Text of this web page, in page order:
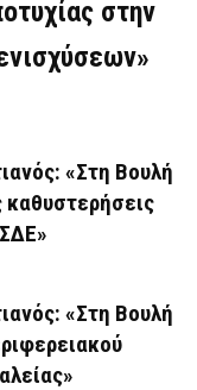
στην
«Στη Βουλή
καθυστερήσεις
«Στη Βουλή